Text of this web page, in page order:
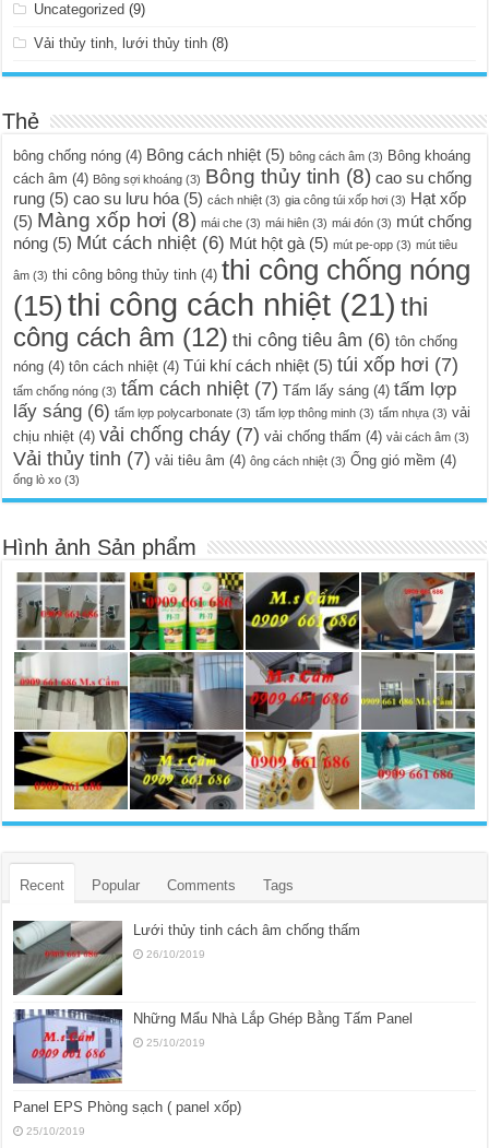
Uncategorized (9)
Vải thủy tinh, lưới thủy tinh (8)
Thẻ
bông chống nóng (4) Bông cách nhiệt (5) bông cách âm (3) Bông khoáng
cách âm (4) Bông sợi khoáng (3) Bông thủy tinh (8) cao su chống
rung (5) cao su lưu hóa (5) cách nhiệt (3) gia công túi xốp hơi (3) Hạt xốp
(5) Màng xốp hơi (8) mái che (3) mái hiên (3) mái đón (3) mút chống
nóng (5) Mút cách nhiệt (6) Mút hột gà (5) mút pe-opp (3) mút tiêu
âm (3) thi công bông thủy tinh (4) thi công chống nóng
(15) thi công cách nhiệt (21) thi
công cách âm (12) thi công tiêu âm (6) tôn chống
nóng (4) tôn cách nhiệt (4) Túi khí cách nhiệt (5) túi xốp hơi (7)
tấm chống nóng (3) tấm cách nhiệt (7) Tấm lấy sáng (4) tấm lợp
lấy sáng (6) tấm lợp polycarbonate (3) tấm lợp thông minh (3) tấm nhựa (3) vải
chịu nhiệt (4) vải chống cháy (7) vải chống thấm (4) vải cách âm (3)
Vải thủy tinh (7) vải tiêu âm (4) ông cách nhiệt (3) Ống gió mềm (4)
ống lò xo (3)
Hình ảnh Sản phẩm
Recent Popular Comments Tags
Lưới thủy tinh cách âm chống thấm
26/10/2019
Những Mẩu Nhà Lắp Ghép Bằng Tấm Panel
25/10/2019
Panel EPS Phòng sạch ( panel xốp)
25/10/2019